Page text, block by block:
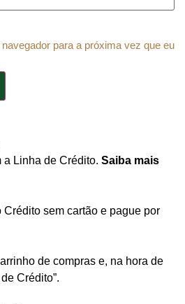
para a próxima vez que eu
a Linha de Crédito. Saiba mais
sem cartão e pague por
de compras e, na hora de
Crédito”.